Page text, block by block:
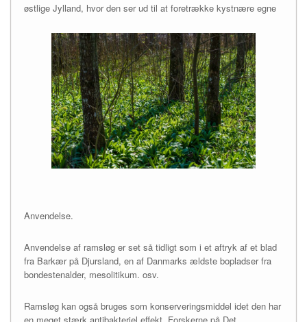
østlige Jylland, hvor den ser ud til at foretrække kystnære egne
Anvendelse.
Anvendelse af ramsløg er set så tidligt som i et aftryk af et blad
fra Barkær på Djursland, en af Danmarks ældste bopladser fra
bondestenalder, mesolitikum. osv.
Ramsløg kan også bruges som konserveringsmiddel idet den har